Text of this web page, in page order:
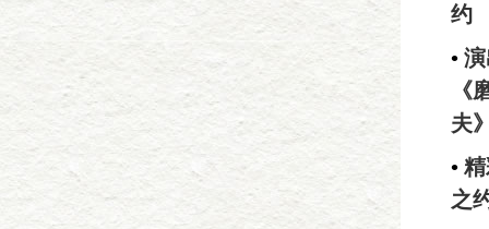
约
•
《
夫
•
之